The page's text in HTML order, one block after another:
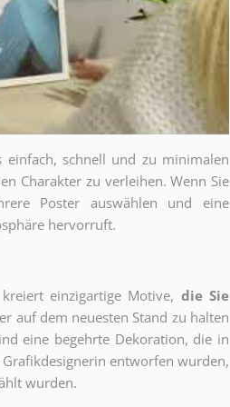
schnell und zu minimalen
Charakter zu verleihen. Wenn Sie
Poster auswählen und eine
hervorruft.
einzigartige Motive, die Sie
auf dem neuesten Stand zu halten
eine begehrte Dekoration, die in
entworfen wurden,
wurden.